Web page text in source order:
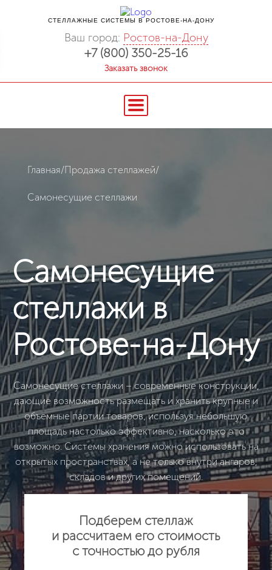
СТЕЛЛАЖНЫЕ СИСТЕМЫ В РОСТОВЕ-НА-ДОНУ
Ваш город: Ростов-на-Дону
+7 (800) 350-25-16
Заказать звонок
Главная/Продажа стеллажей/
Cамонесущие стеллажи
Cамонесущие
стеллажи в
Ростове-на-Дону
Самонесущие стеллажи – современные конструкции,
дающие возможность размещать и хранить крупные и
объемные партии товаров, используя небольшую
площадь настолько эффективно, насколько это
возможно. Системы хранения можно использовать на
открытых пространствах, а не только внутри ангаров,
складов и других помещений.
Подберем стеллаж
и рассчитаем его стоимость
с точностью до рубля